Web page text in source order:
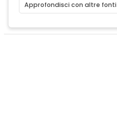
Approfondisci con altre fonti